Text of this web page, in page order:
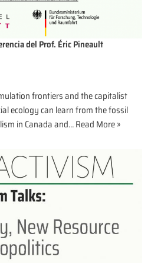
del Prof. Éric Pineault
frontiers and the capitalist
ecology can learn from the fossil
in Canada and…Read More »